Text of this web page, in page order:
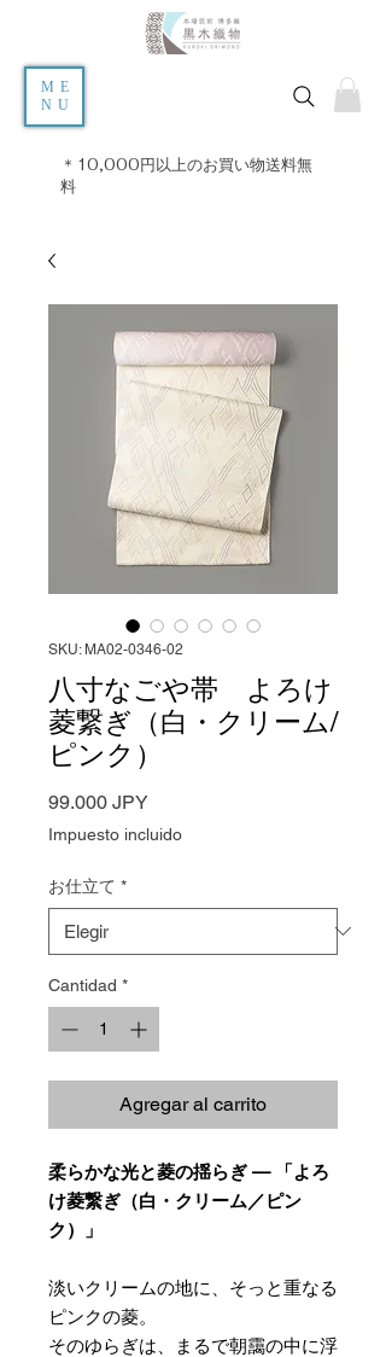
ME
NU
＊10,000円以上のお買い物送料無
料
SKU: MA02-0346-02
八寸なごや帯 よろけ
菱繋ぎ（白・クリーム/
ピンク）
99.000 JPYPrecio
Impuesto incluido
お仕立て *
Cantidad *
Agregar al carrito
柔らかな光と菱の揺らぎ — 「よろ
け菱繋ぎ（白・クリーム／ピン
ク）」
淡いクリームの地に、そっと重なる
ピンクの菱。
そのゆらぎは、まるで朝靄の中に浮